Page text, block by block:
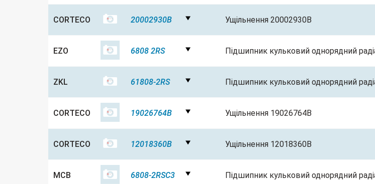
CORTECO 20002930B Ущільнення 20002930B
EZO 6808 2RS Підшипник кульковий однорядний
ZKL 61808-2RS Підшипник кульковий однорядний
CORTECO 19026764B Ущільнення 19026764B
CORTECO 12018360B Ущільнення 12018360B
MCB 6808-2RSC3 Підшипник кульковий однорядний